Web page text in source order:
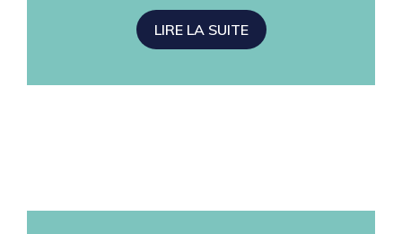
LIRE LA SUITE